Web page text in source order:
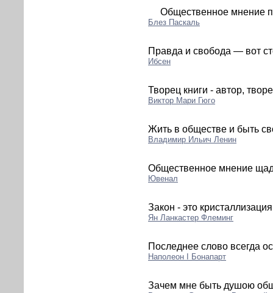
Общественное мнение
Блез Паскаль
Правда и свобода — вот
Ибсен
Творец книги - автор,
Виктор Мари Гюго
Жить в обществе и быть
Владимир Ильич Ленин
Общественное мнение
Ювенал
Закон - это
Ян Ланкастер Флеминг
Последнее слово всегда
Наполеон I Бонапарт
Зачем мне быть душою